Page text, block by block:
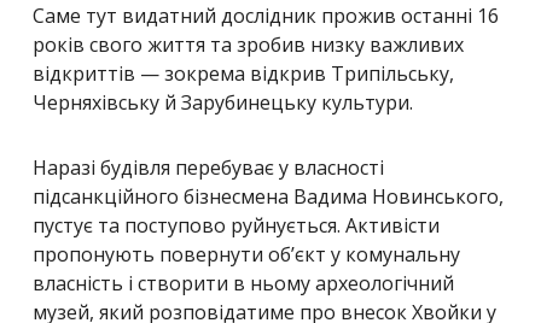
Саме тут видатний дослідник прожив останні 16
років свого життя та зробив низку важливих
відкриттів — зокрема відкрив Трипільську,
Черняхівську й Зарубинецьку культури.
Наразі будівля перебуває у власності
підсанкційного бізнесмена Вадима Новинського,
пустує та поступово руйнується. Активісти
пропонують повернути об’єкт у комунальну
власність і створити в ньому археологічний
музей, який розповідатиме про внесок Хвойки у